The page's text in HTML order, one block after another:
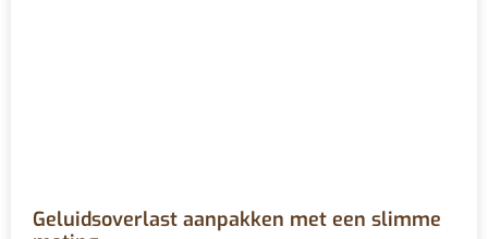
Geluidsoverlast aanpakken met een slimme